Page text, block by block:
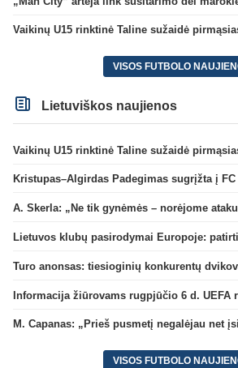
VISOS FUTBOLO
Lietuviškos naujienos
A. Skerla: „Ne tik gynėmės – norėjome
Turo anonsas: tiesioginių konkurentų
Informacija žiūrovams rugpjūčio 6 d. UEFA
VISOS FUTBOLO